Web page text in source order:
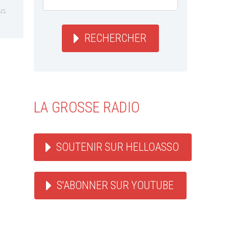
RECHERCHER
LA GROSSE RADIO
SOUTENIR SUR HELLOASSO
S'ABONNER SUR YOUTUBE